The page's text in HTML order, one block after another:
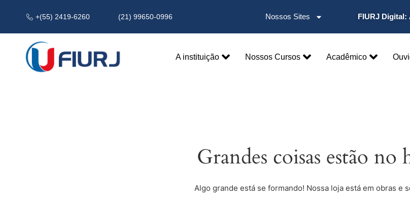
+(55) 2419-6260 (21) 99650-0996 Nossos Sites FIURJ Digital:
A instituição Nossos Cursos Acadêmico
Grandes coisas estão
Algo grande está se formando! Nossa loja está em obras e